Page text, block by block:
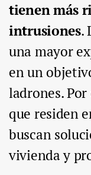
tienen más
intrusiones.
una mayor
en un
ladrones.
que residen
buscan
vivienda y